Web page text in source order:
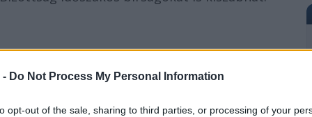
- Do Not Process My Personal Information
opt-out of the sale, sharing to third parties, or processing of your
nemcsak papíron kellene tiltaniuk
kellene a hozzáférésből fakadó
jelzés a tech-szektor felé: a jövőben nem